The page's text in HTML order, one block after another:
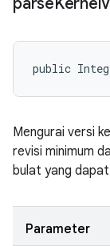
public
Mengurai versi
revisi minimum
bulat yang dapat
Parameter